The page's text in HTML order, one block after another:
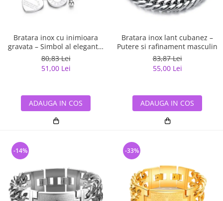
Bratara inox cu inimioara
gravata – Simbol al elegantei
si al sentimentelor pure
80,83 Lei
51,00 Lei
ADAUGA IN COS
Bratara inox lant cubanez –
Putere si rafinament masculin
83,87 Lei
55,00 Lei
ADAUGA IN COS
-14% -33%